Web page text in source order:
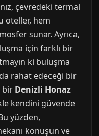
çevredeki termal
oteller, hem
sunar. Ayrıca,
için farklı bir
ki buluşma
rahat edeceği bir
bir Denizli Honaz
kendini güvende
yüzden,
konuşun ve